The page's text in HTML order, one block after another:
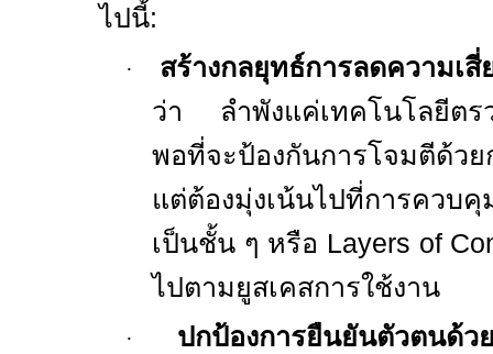
ไปนี้:
·
สร้างกลยุทธ์การลดความเ
ว่า ลำพังแค่เทคโนโลยีตร
พอที่จะป้องกันการโจมตีด้ว
แต่ต้องมุ่งเน้นไปที่การควบ
เป็นชั้น ๆ หรือ Layers of
ไปตามยูสเคสการใช้งาน
·
ปกป้องการยืนยันตัวตนด้ว